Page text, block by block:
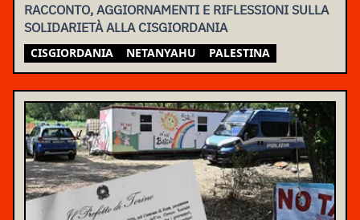
RACCONTO, AGGIORNAMENTI E RIFLESSIONI SULLA
SOLIDARIETÀ ALLA CISGIORDANIA
CISGIORDANIA NETANYAHU PALESTINA